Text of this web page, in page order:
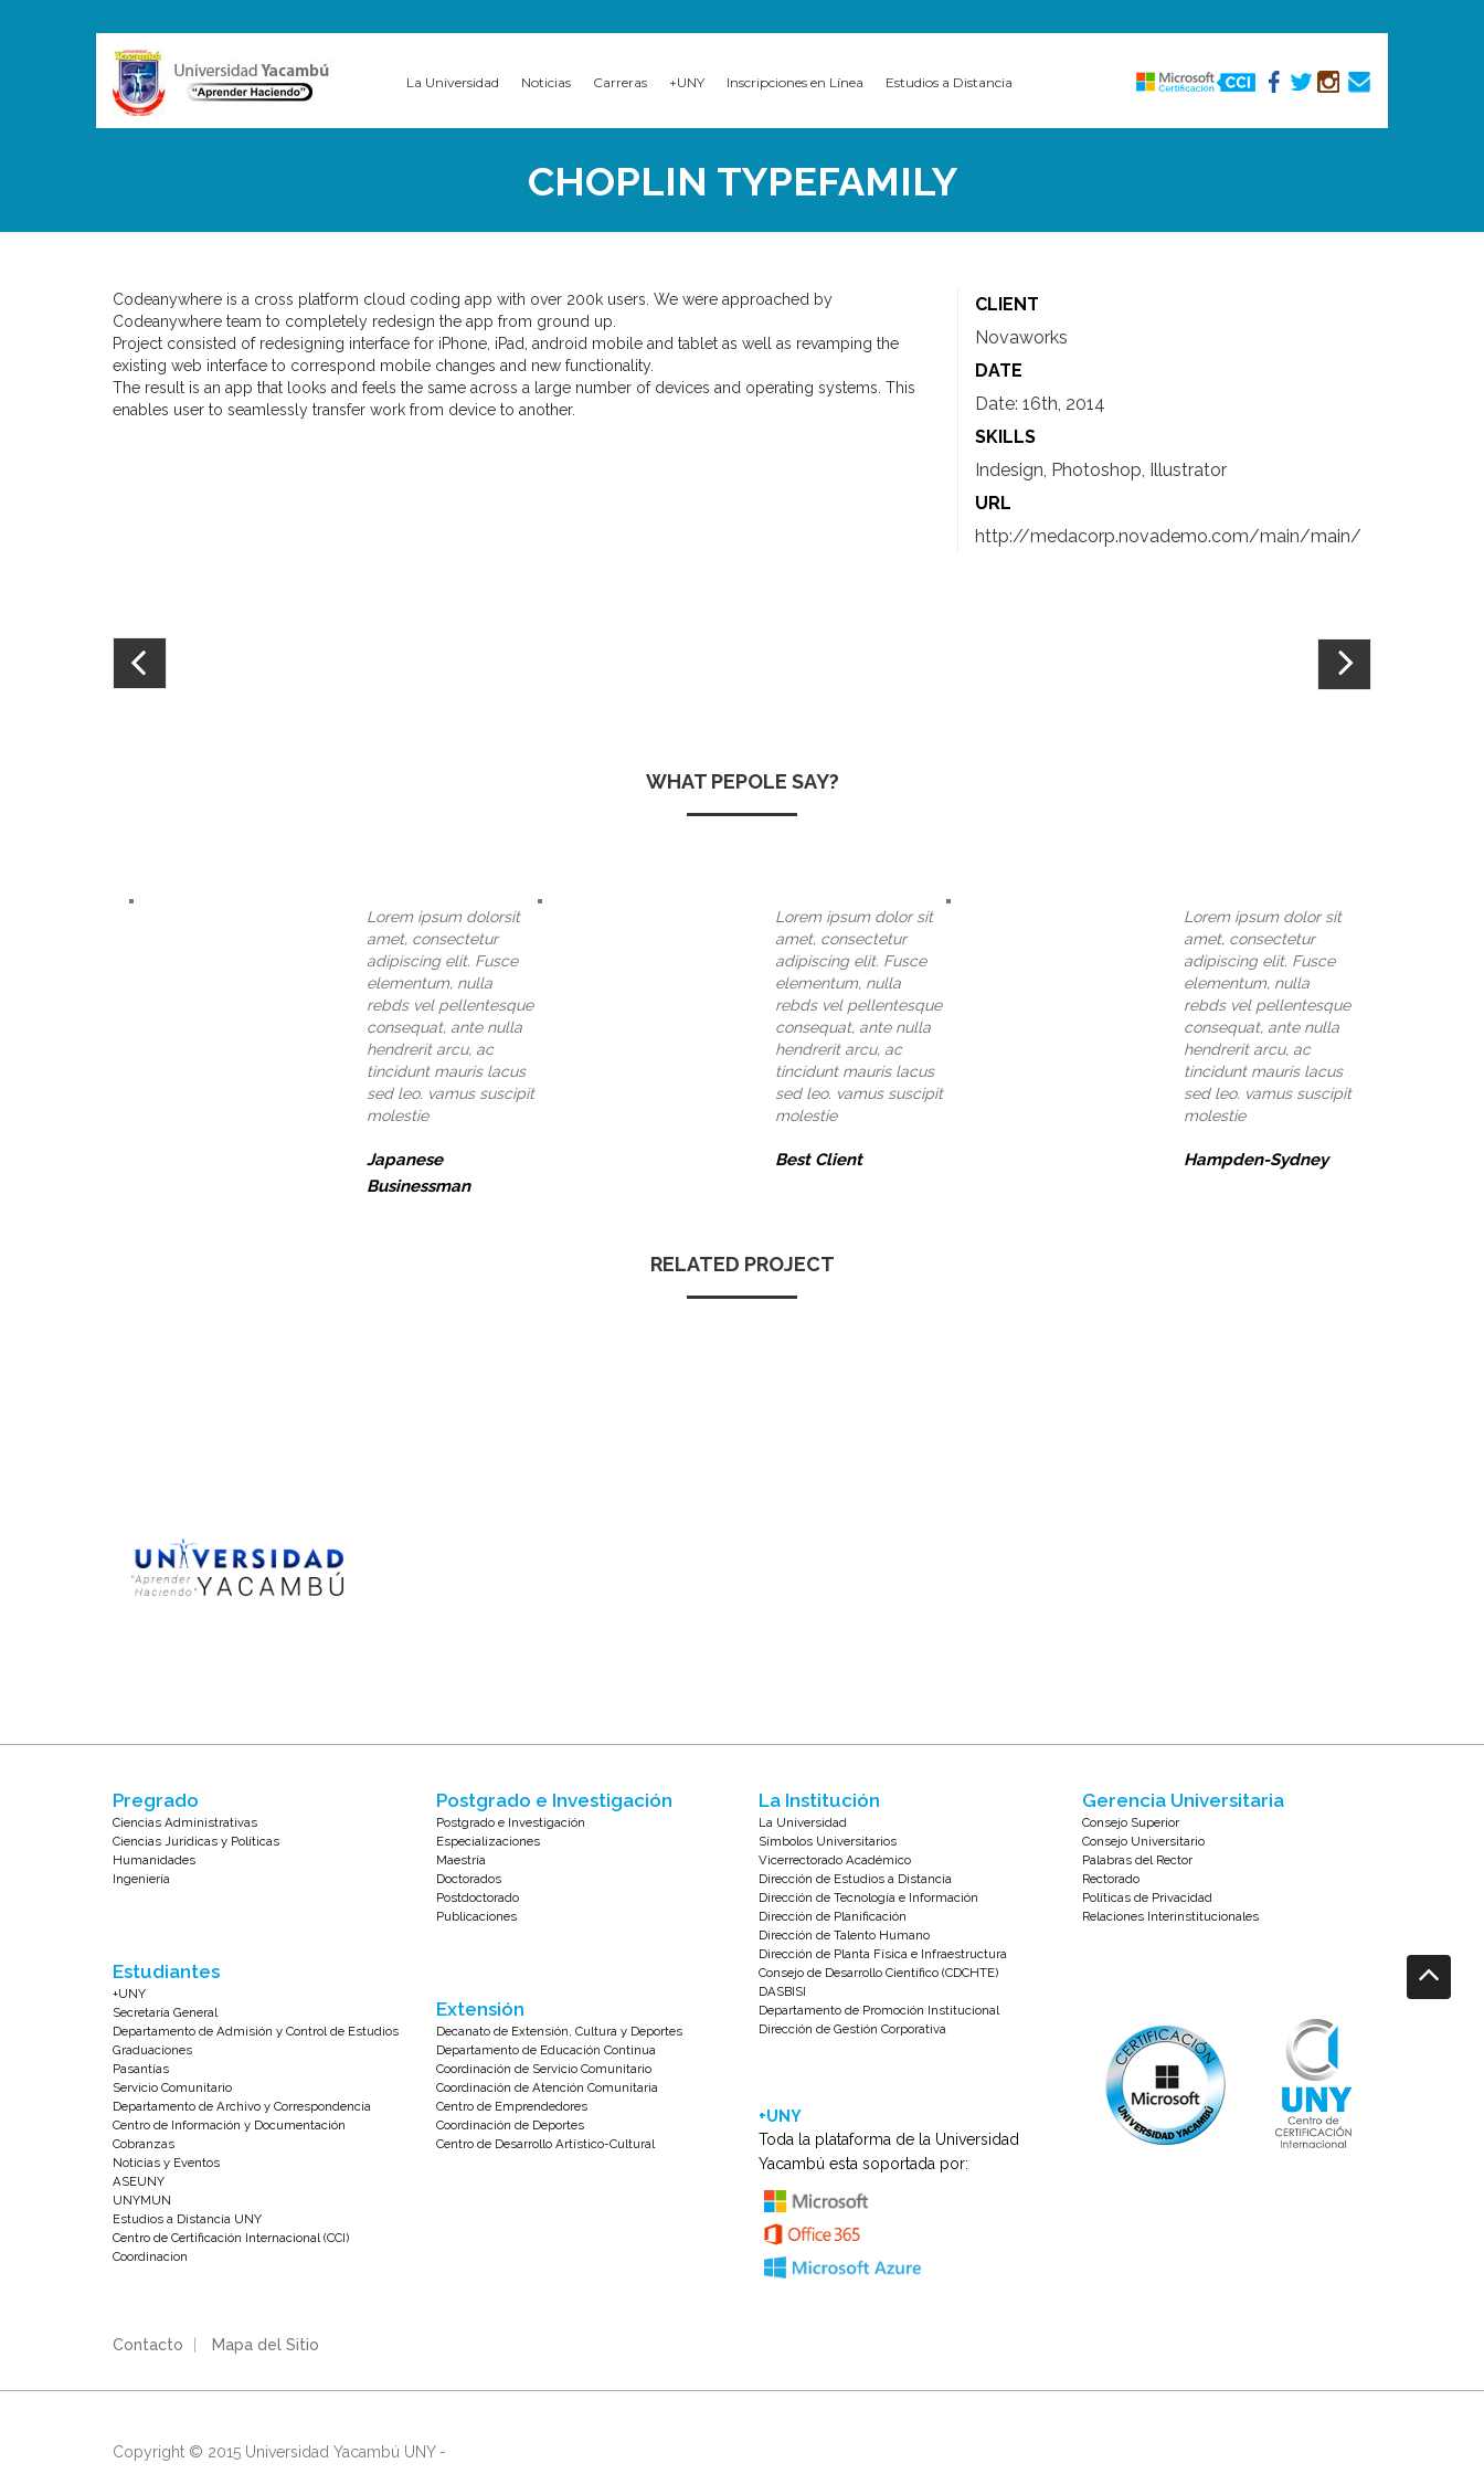
La Universidad Noticias Carreras +UNY Inscripciones en Línea Estudios a Distancia
CHOPLIN TYPEFAMILY
Codeanywhere is a cross platform cloud coding app with over 200k users. We were approached by
Codeanywhere team to completely redesign the app from ground up.
Project consisted of redesigning interface for iPhone, iPad, android mobile and tablet as well as revamping the
existing web interface to correspond mobile changes and new functionality.
The result is an app that looks and feels the same across a large number of devices and operating systems. This
enables user to seamlessly transfer work from device to another.
CLIENT
Novaworks
DATE
Date: 16th, 2014
SKILLS
Indesign, Photoshop, Illustrator
URL
http://medacorp.novademo.com/main/main/
WHAT PEPOLE SAY?
Lorem ipsum dolorsit
amet, consectetur
adipiscing elit. Fusce
elementum, nulla
rebds vel pellentesque
consequat, ante nulla
hendrerit arcu, ac
tincidunt mauris lacus
sed leo. vamus suscipit
molestie
Japanese
Businessman
Lorem ipsum dolor sit
amet, consectetur
adipiscing elit. Fusce
elementum, nulla
rebds vel pellentesque
consequat, ante nulla
hendrerit arcu, ac
tincidunt mauris lacus
sed leo. vamus suscipit
molestie
Best Client
Lorem ipsum dolor sit
amet, consectetur
adipiscing elit. Fusce
elementum, nulla
rebds vel pellentesque
consequat, ante nulla
hendrerit arcu, ac
tincidunt mauris lacus
sed leo. vamus suscipit
molestie
Hampden-Sydney
RELATED PROJECT
Pregrado
Ciencias Administrativas
Ciencias Jurídicas y Políticas
Humanidades
Ingeniería
Estudiantes
+UNY
Secretaría General
Departamento de Admisión y Control de Estudios
Graduaciones
Pasantías
Servicio Comunitario
Departamento de Archivo y Correspondencia
Centro de Información y Documentación
Cobranzas
Noticias y Eventos
ASEUNY
UNYMUN
Estudios a Distancia UNY
Centro de Certificación Internacional (CCI)
Coordinacion
Postgrado e Investigación
Postgrado e Investigación
Especializaciones
Maestría
Doctorados
Postdoctorado
Publicaciones
Extensión
Decanato de Extensión, Cultura y Deportes
Departamento de Educación Continua
Coordinación de Servicio Comunitario
Coordinación de Atención Comunitaria
Centro de Emprendedores
Coordinación de Deportes
Centro de Desarrollo Artístico-Cultural
La Institución
La Universidad
Símbolos Universitarios
Vicerrectorado Académico
Dirección de Estudios a Distancia
Dirección de Tecnología e Información
Dirección de Planificación
Dirección de Talento Humano
Dirección de Planta Física e Infraestructura
Consejo de Desarrollo Científico (CDCHTE)
DASBISI
Departamento de Promoción Institucional
Dirección de Gestión Corporativa
+UNY
Toda la plataforma de la Universidad
Yacambú esta soportada por:
Gerencia Universitaria
Consejo Superior
Consejo Universitario
Palabras del Rector
Rectorado
Políticas de Privacidad
Relaciones Interinstitucionales
Contacto Mapa del Sitio
Copyright © 2015 Universidad Yacambú UNY -